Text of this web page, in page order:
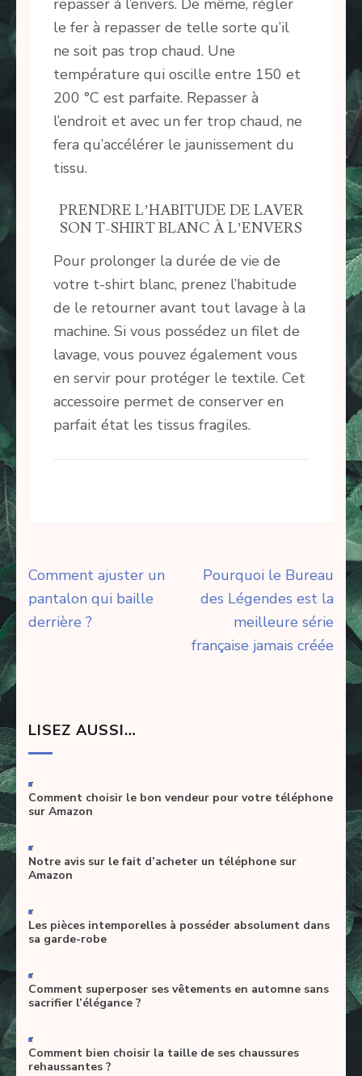
repasser à l’envers. De même, régler
le fer à repasser de telle sorte qu’il
ne soit pas trop chaud. Une
température qui oscille entre 150 et
200 °C est parfaite. Repasser à
l’endroit et avec un fer trop chaud, ne
fera qu’accélérer le jaunissement du
tissu.
PRENDRE L’HABITUDE DE LAVER
SON T-SHIRT BLANC À L’ENVERS
Pour prolonger la durée de vie de
votre t-shirt blanc, prenez l’habitude
de le retourner avant tout lavage à la
machine. Si vous possédez un filet de
lavage, vous pouvez également vous
en servir pour protéger le textile. Cet
accessoire permet de conserver en
parfait état les tissus fragiles.
Navigation
de
l’article
Comment ajuster un
pantalon qui baille
derrière ?
Pourquoi le Bureau
des Légendes est la
meilleure série
française jamais créée
LISEZ AUSSI…
-
Comment choisir le bon vendeur pour votre téléphone
sur Amazon
-
Notre avis sur le fait d’acheter un téléphone sur
Amazon
-
Les pièces intemporelles à posséder absolument dans
sa garde-robe
-
Comment superposer ses vêtements en automne sans
sacrifier l’élégance ?
-
Comment bien choisir la taille de ses chaussures
rehaussantes ?